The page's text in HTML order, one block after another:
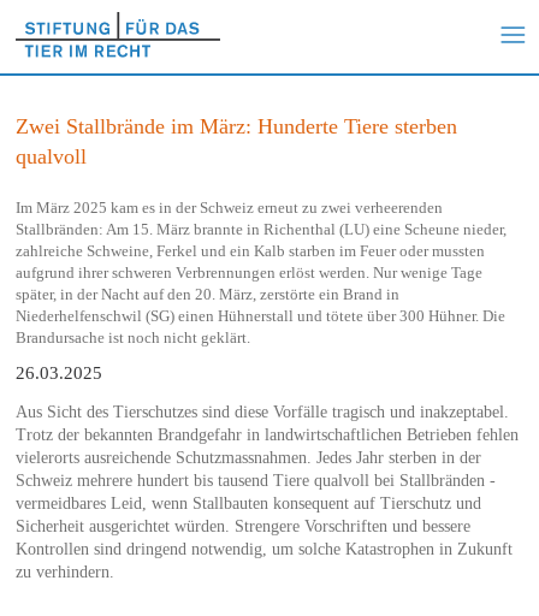
Zwei Stallbrände im März: Hunderte Tiere sterben
qualvoll
Im März 2025 kam es in der Schweiz erneut zu zwei verheerenden
Stallbränden: Am 15. März brannte in Richenthal (LU) eine Scheune nieder,
zahlreiche Schweine, Ferkel und ein Kalb starben im Feuer oder mussten
aufgrund ihrer schweren Verbrennungen erlöst werden. Nur wenige Tage
später, in der Nacht auf den 20. März, zerstörte ein Brand in
Niederhelfenschwil (SG) einen Hühnerstall und tötete über 300 Hühner. Die
Brandursache ist noch nicht geklärt.
26.03.2025
Aus Sicht des Tierschutzes sind diese Vorfälle tragisch und inakzeptabel.
Trotz der bekannten Brandgefahr in landwirtschaftlichen Betrieben fehlen
vielerorts ausreichende Schutzmassnahmen. Jedes Jahr sterben in der
Schweiz mehrere hundert bis tausend Tiere qualvoll bei Stallbränden -
vermeidbares Leid, wenn Stallbauten konsequent auf Tierschutz und
Sicherheit ausgerichtet würden. Strengere Vorschriften und bessere
Kontrollen sind dringend notwendig, um solche Katastrophen in Zukunft
zu verhindern.